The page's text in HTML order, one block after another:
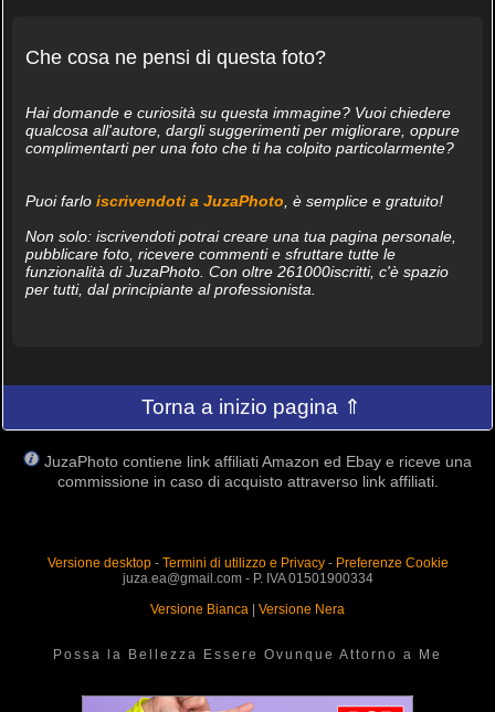
Che cosa ne pensi di questa foto?
Hai domande e curiosità su questa immagine? Vuoi chiedere
qualcosa all'autore, dargli suggerimenti per migliorare, oppure
complimentarti per una foto che ti ha colpito particolarmente?
Puoi farlo iscrivendoti a JuzaPhoto , è semplice e gratuito!
Non solo: iscrivendoti potrai creare una tua pagina personale,
pubblicare foto, ricevere commenti e sfruttare tutte le
funzionalità di JuzaPhoto. Con oltre 261000iscritti, c'è spazio
per tutti, dal principiante al professionista.
Torna a inizio pagina ⇑
JuzaPhoto contiene link affiliati Amazon ed Ebay e riceve una
commissione in caso di acquisto attraverso link affiliati.
Versione desktop- Termini di utilizzo e Privacy- Preferenze Cookie
juza.ea@gmail.com - P. IVA 01501900334
Versione Bianca | Versione Nera
Possa la Bellezza Essere Ovunque Attorno a Me